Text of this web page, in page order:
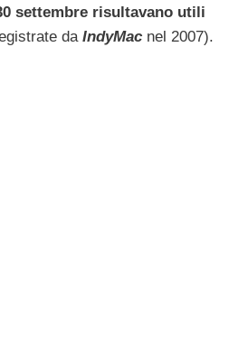
settembre risultavano utili
da IndyMac nel 2007).